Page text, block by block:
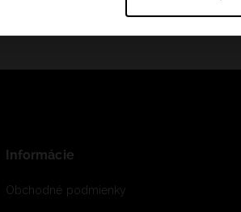
Informácie
Obchodné podmienky